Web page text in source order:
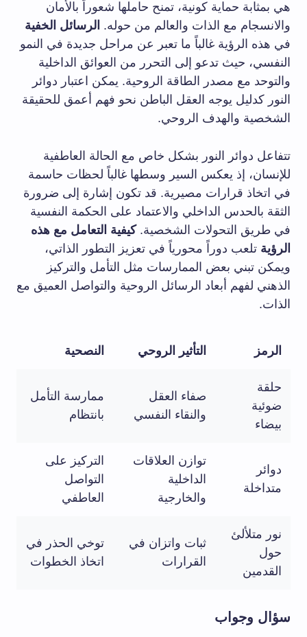
هي بمثابة حماية كونية، تمنح حاملها شعوراً بالأمان
والانسجام مع الذات والعالم من حوله. الرسائل الخفية
في هذه الرؤية غالباً ما تعبر عن مراحل جديدة في النمو
النفسي، حيث تدعو إلى التحرر من العوائق الداخلية
والتوحد مع مصدر الطاقة الروحية. يمكن اعتبار دوائر
النور كدليل يوجه العقل الباطن نحو فهم أعمق للحقيقة
الشخصية والهدف الروحي.
تتفاعل دوائر النور بشكل خاص مع الحالة العاطفية
للإنسان، إذ يعكس السير وسطها غالباً لحظات حاسمة
في اتخاذ قرارات مصيرية. قد تكون إشارة إلى ضرورة
الثقة بالحدس الداخلي والاعتماد على الحكمة النفسية
في طريق التحولات الشخصية.كيفية التعامل مع هذه
الرؤية تلعب دوراً محورياً في تعزيز التطور الذاتي،
ويمكن تبني بعض الممارسات مثل التأمل والتركيز
الذهني لفهم أبعاد الرسائل الروحية والتواصل العميق مع
الذات.
الرمز التأثير الروحي النصحية
حلقة
ضوئية
بيضاء
صفاء العقل
والنقاء النفسي
ممارسة التأمل
بانتظام
دوائر
متداخلة
توازن العلاقات
الداخلية
والخارجية
التركيز على
التواصل
العاطفي
نور متلألئ
حول
القدمين
ثبات واتزان في
القرارات
توخي الحذر في
اتخاذ الخطوات
سؤال وجواب